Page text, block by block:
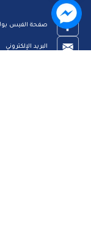
صفحة الفيس
البريد الإلكتروني